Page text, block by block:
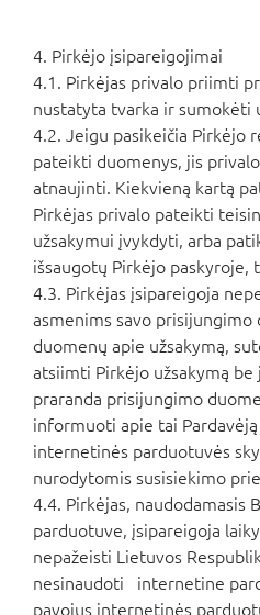
4. Pirkėjo įsipareigojimai
4.1. Pirkėjas privalo priimti
nustatyta tvarka ir sumokėti
4.2. Jeigu pasikeičia Pirkėjo
pateikti duomenys, jis
atnaujinti. Kiekvieną kartą
Pirkėjas privalo pateikti
užsakymui įvykdyti, arba
išsaugotų Pirkėjo paskyroje,
4.3. Pirkėjas įsipareigoja
asmenims savo
duomenų apie užsakymą,
atsiimti Pirkėjo užsakymą be
praranda prisijungimo
informuoti apie tai Pardavėją
internetinės parduotuvės
nurodytomis susisiekimo
4.4. Pirkėjas, naudodamasis
parduotuve, įsipareigoja
nepažeisti Lietuvos
nesinaudoti internetine
pavojus internetinės